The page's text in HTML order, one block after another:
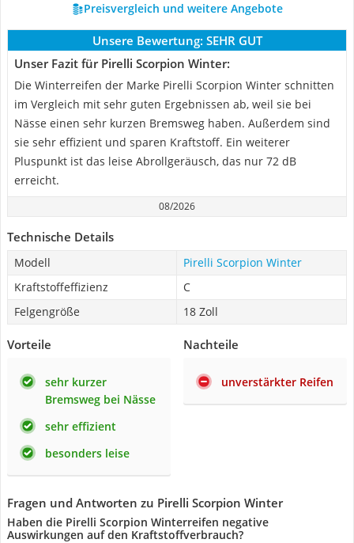
Preisvergleich und weitere Angebote
Unsere Bewertung: SEHR GUT
Unser Fazit für Pirelli Scorpion Winter:
Die Winterreifen der Marke Pirelli Scorpion Winter schnitten
im Vergleich mit sehr guten Ergebnissen ab, weil sie bei
Nässe einen sehr kurzen Bremsweg haben. Außerdem sind
sie sehr effizient und sparen Kraftstoff. Ein weiterer
Pluspunkt ist das leise Abrollgeräusch, das nur 72 dB
erreicht.
08/2026
Technische Details
Modell
Pirelli Scorpion Winter
Kraftstoffeffizienz
C
Felgengröße
18 Zoll
Vorteile
sehr kurzer
Bremsweg bei Nässe
sehr effizient
besonders leise
Nachteile
unverstärkter Reifen
Fragen und Antworten zu Pirelli Scorpion Winter
Haben die Pirelli Scorpion Winterreifen negative
Auswirkungen auf den Kraftstoffverbrauch?